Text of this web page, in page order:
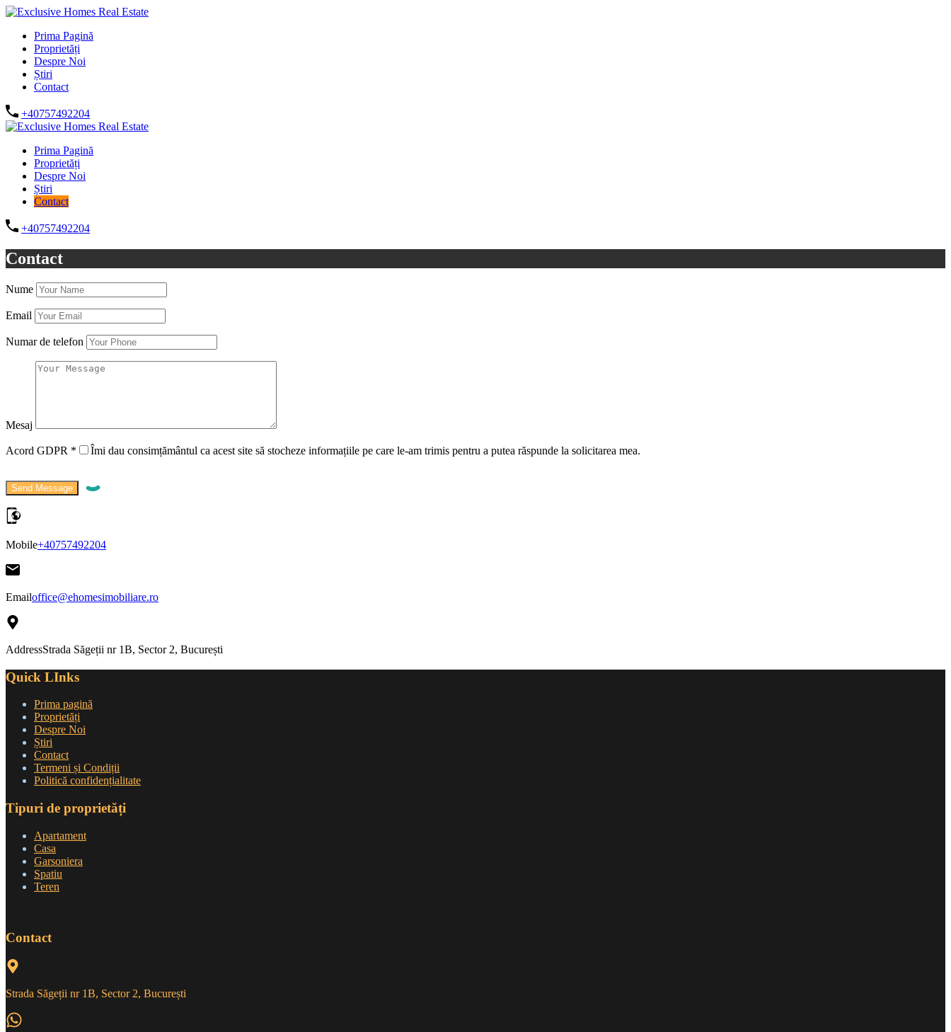
Prima Pagină
Proprietăți
Despre Noi
Știri
Contact
+40757492204
Prima Pagină
Proprietăți
Despre Noi
Știri
Contact
+40757492204
Contact
Nume
Email
Numar de telefon
Mesaj
Acord GDPR * Îmi dau consimțământul ca acest site să stocheze informațiile pe care le-am trimis pentru a putea răspunde la solicitarea mea.
Mobile+40757492204
Emailoffice@ehomesimobiliare.ro
AddressStrada Săgeții nr 1B, Sector 2, București
Quick LInks
Prima pagină
Proprietăți
Despre Noi
Știri
Contact
Termeni și Condiții
Politică confidențialitate
Tipuri de proprietăți
Apartament
Casa
Garsoniera
Spatiu
Teren
Contact
Strada Săgeții nr 1B, Sector 2, București